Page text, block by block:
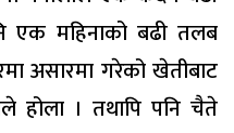
एक महिनाको बढी तलब
असारमा गरेको खेतीबाट
होला । तथापि पनि चैते